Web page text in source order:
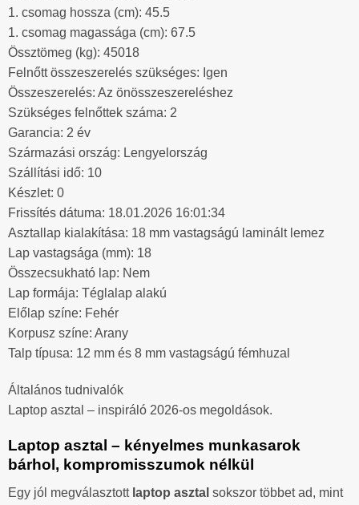
1. csomag hossza (cm): 45.5
1. csomag magassága (cm): 67.5
Össztömeg (kg): 45018
Felnőtt összeszerelés szükséges: Igen
Összeszerelés: Az önösszeszereléshez
Szükséges felnőttek száma: 2
Garancia: 2 év
Származási ország: Lengyelország
Szállítási idő: 10
Készlet: 0
Frissítés dátuma: 18.01.2026 16:01:34
Asztallap kialakítása: 18 mm vastagságú laminált lemez
Lap vastagsága (mm): 18
Összecsukható lap: Nem
Lap formája: Téglalap alakú
Előlap színe: Fehér
Korpusz színe: Arany
Talp típusa: 12 mm és 8 mm vastagságú fémhuzal
Általános tudnivalók
Laptop asztal – inspiráló 2026-os megoldások.
Laptop asztal – kényelmes munkasarok
bárhol, kompromisszumok nélkül
Egy jól megválasztott laptop asztal sokszor többet ad, mint